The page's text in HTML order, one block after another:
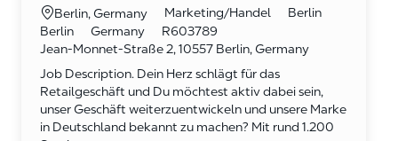
OrtBerlin, Germany Kategorie
Marketing/Handel
Berlin
Berlin
Germany Required Id
R603789
Jean-Monnet-Straße 2, 10557 Berlin, Germany
Job Description. Dein Herz schlägt für das
Retailgeschäft und Du möchtest aktiv dabei sein,
unser Geschäft weiterzuentwickeln und unsere Marke
in Deutschland bekannt zu machen? Mit rund 1.200